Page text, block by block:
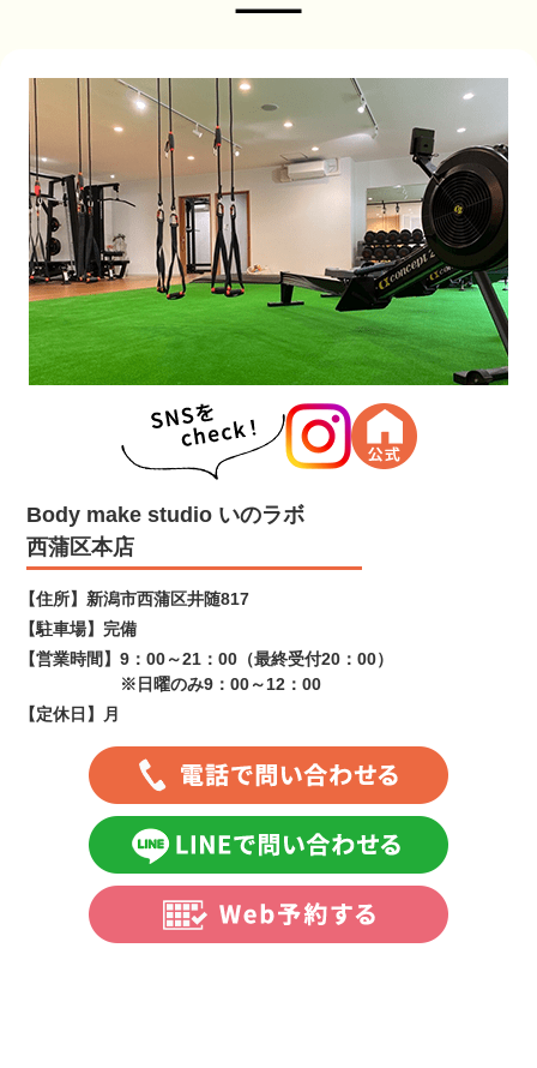
Body make studio いのラボ
西蒲区本店
【住所】 新潟市西蒲区井随817
【駐車場】 完備
【営業時間】 9：00～21：00（最終受付20：00）
※日曜のみ9：00～12：00
【定休日】
月